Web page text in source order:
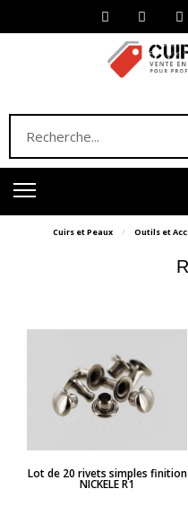
Cuirs et Peaux Outils et
APERÇU RAPIDE
Lot de 20 rivets simples finition
NICKELE R1